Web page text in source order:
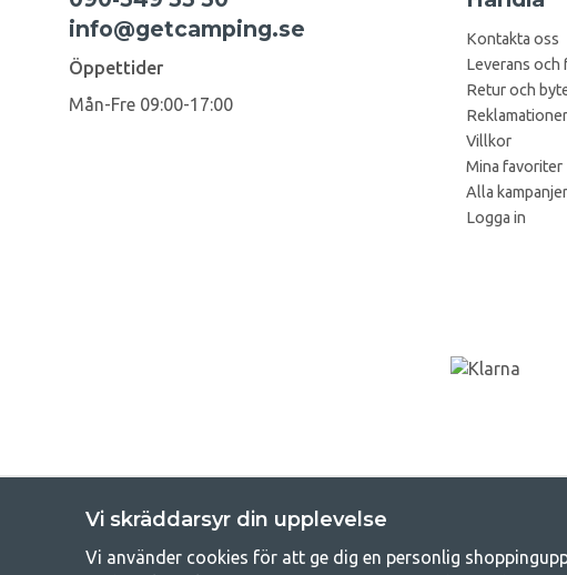
info@getcamping.se
Öppettider
Mån-Fre 09:00-17:00
Kontakta oss
Leverans och
Retur och
Reklamationer
Villkor
Mina favoriter
Alla
Logga in
Vi skräddarsyr din upplevelse
Vi använder cookies för att ge dig en personlig